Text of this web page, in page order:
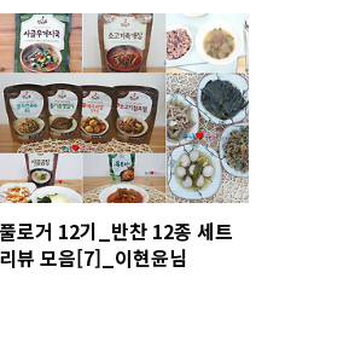
풀로거 12기_반찬 12종 세트
리뷰 모음[7]_이현윤님